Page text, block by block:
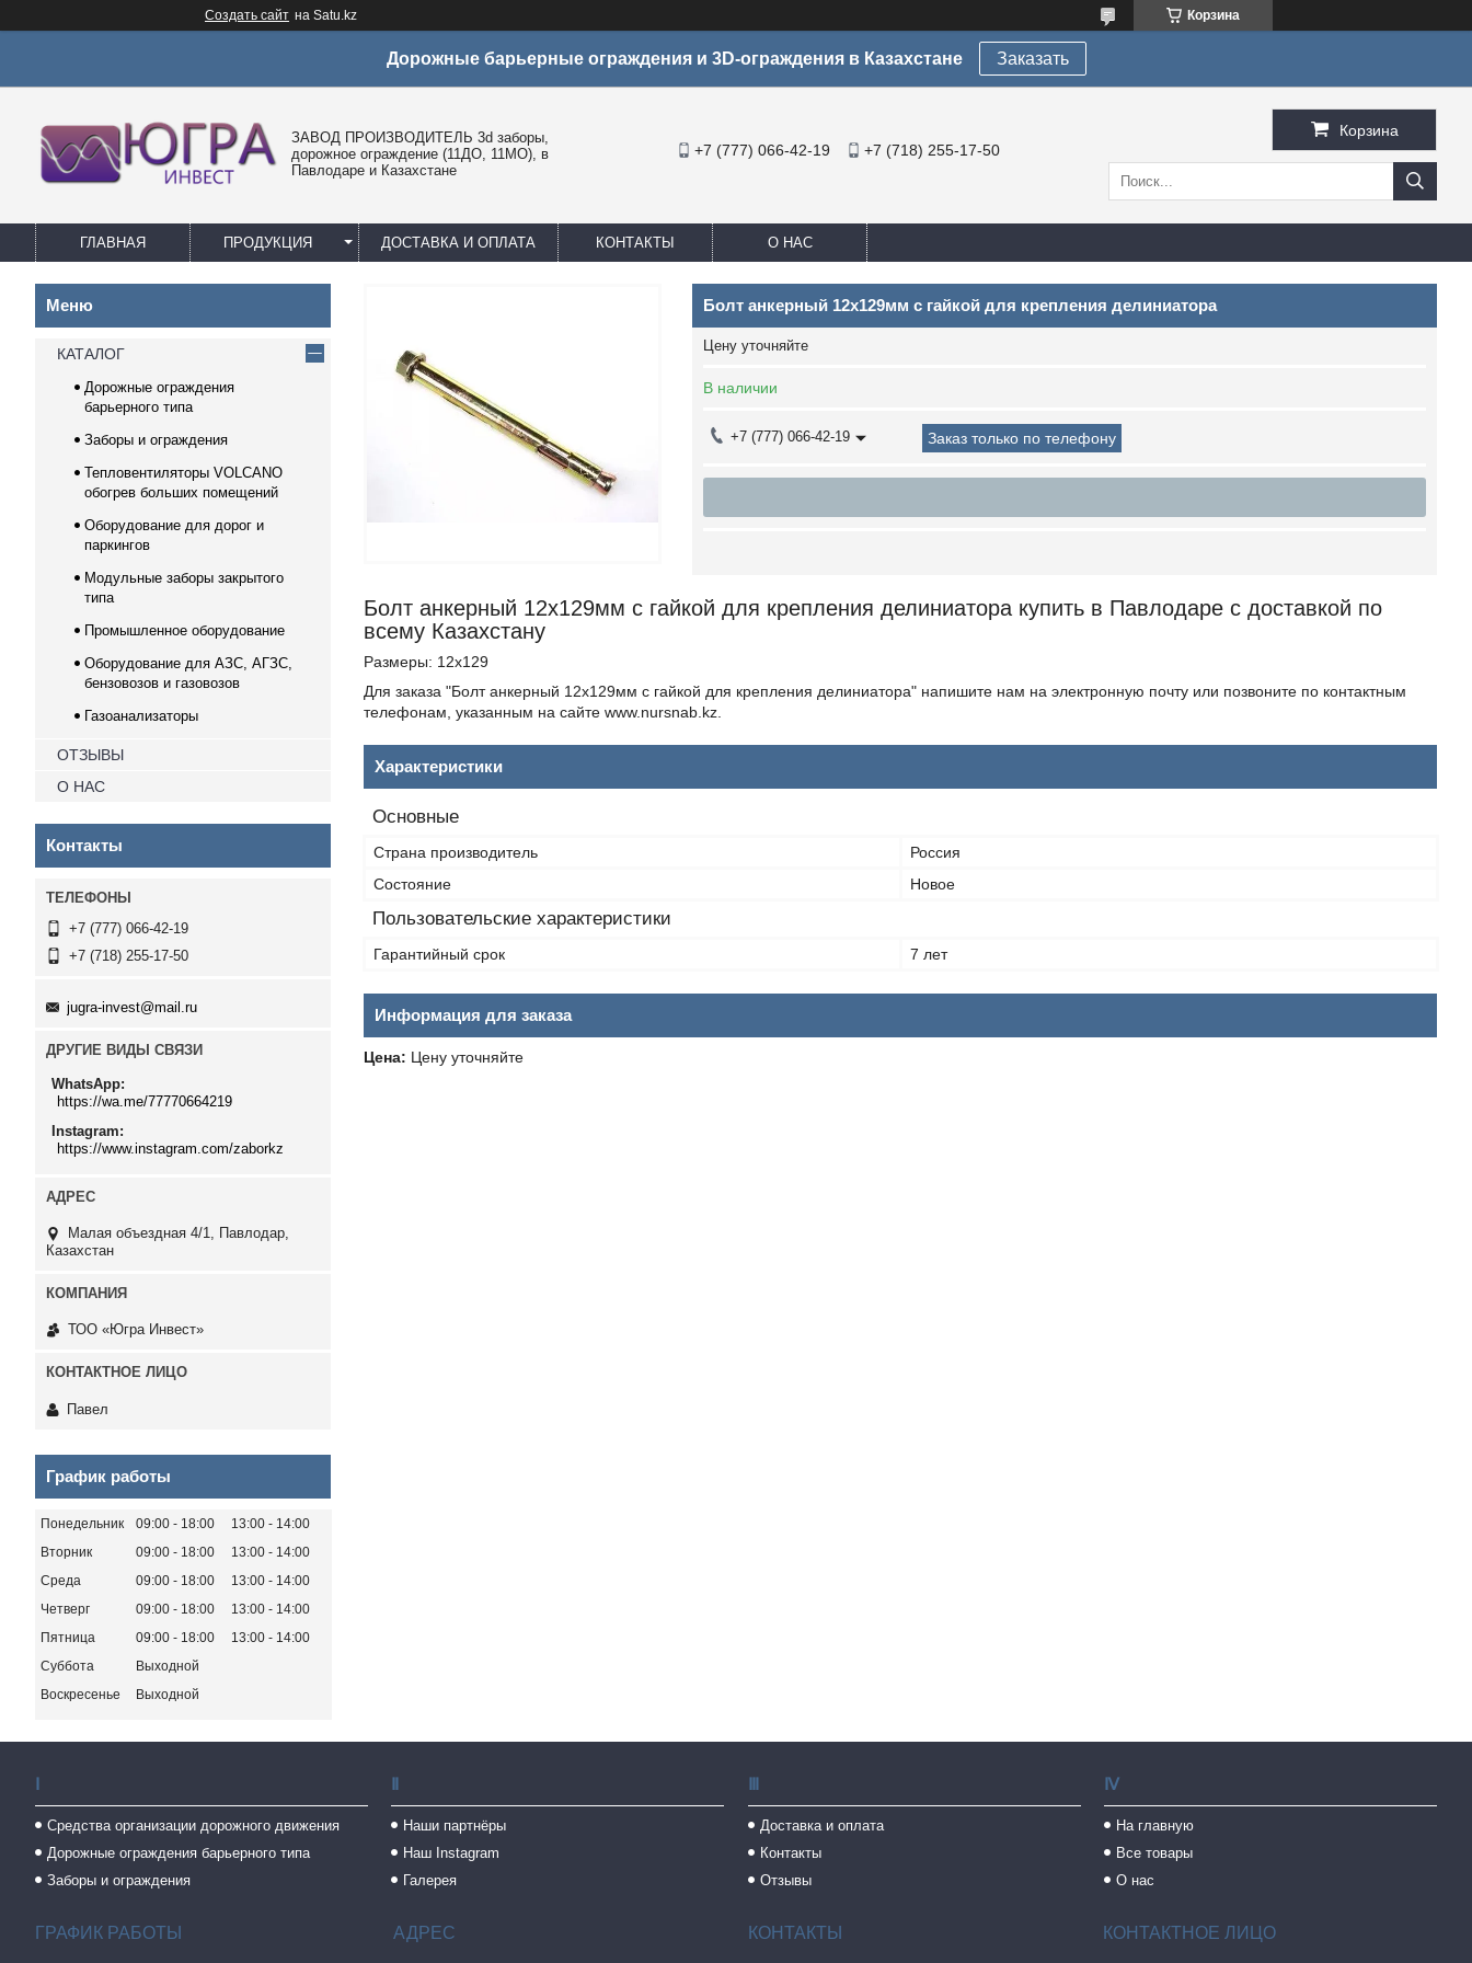
Создать сайт на Satu.kz Корзина
Дорожные барьерные ограждения и 3D-ограждения в Казахстане Заказать
ЗАВОД ПРОИЗВОДИТЕЛЬ 3d заборы,
дорожное ограждение (11ДО, 11МО), в
Павлодаре и Казахстане
+7 (777) 066-42-19 +7 (718) 255-17-50
Корзина
ГЛАВНАЯ ПРОДУКЦИЯ ДОСТАВКА И ОПЛАТА КОНТАКТЫ О НАС
Болт анкерный 12х129мм с гайкой для крепления делиниатора
Цену уточняйте
В наличии
+7 (777) 066-42-19 Заказ только по телефону
Болт анкерный 12х129мм с гайкой для крепления делиниатора купить в Павлодаре с доставкой по
всему Казахстану
Размеры: 12х129
Для заказа "Болт анкерный 12х129мм с гайкой для крепления делиниатора" напишите нам на электронную почту или позвоните по контактным
телефонам, указанным на сайте www.nursnab.kz.
Характеристики
Основные
Страна производитель
Россия
Состояние
Новое
Пользовательские характеристики
Гарантийный срок 7 лет
Информация для заказа
Цена: Цену уточняйте
КАТАЛОГ
Дорожные ограждения
барьерного типа
Заборы и ограждения
Тепловентиляторы VOLCANO
обогрев больших помещений
Оборудование для дорог и
паркингов
Модульные заборы закрытого
типа
Промышленное оборудование
Оборудование для АЗС, АГЗС,
бензовозов и газовозов
Газоанализаторы
ОТЗЫВЫ
О НАС
Контакты
+7 (777) 066-42-19
+7 (718) 255-17-50
jugra-invest@mail.ru
ДРУГИЕ ВИДЫ СВЯЗИ
WhatsApp
https://wa.me/77770664219
Instagram
https://www.instagram.com/zaborkz
Малая объездная 4/1, Павлодар,
Казахстан
ТОО «Югра Инвест»
Павел
График работы
Понедельник 09:00 18:00 13:00
14:00
Вторник
09:00 18:00 13:00
14:00
Среда
09:00 18:00 13:00
14:00
Четверг
09:00 18:00 13:00
14:00
Пятница
09:00 18:00 13:00
14:00
Суббота
Выходной
Воскресенье
Выходной
Ⅰ
Средства организации дорожного движения
Дорожные ограждения барьерного типа
Заборы и ограждения
Ⅱ
Наши партнёры
Наш Instagram
Галерея
Ⅲ
Доставка и оплата
Контакты
Отзывы
Ⅳ
На главную
Все товары
О нас
ГРАФИК РАБОТЫ